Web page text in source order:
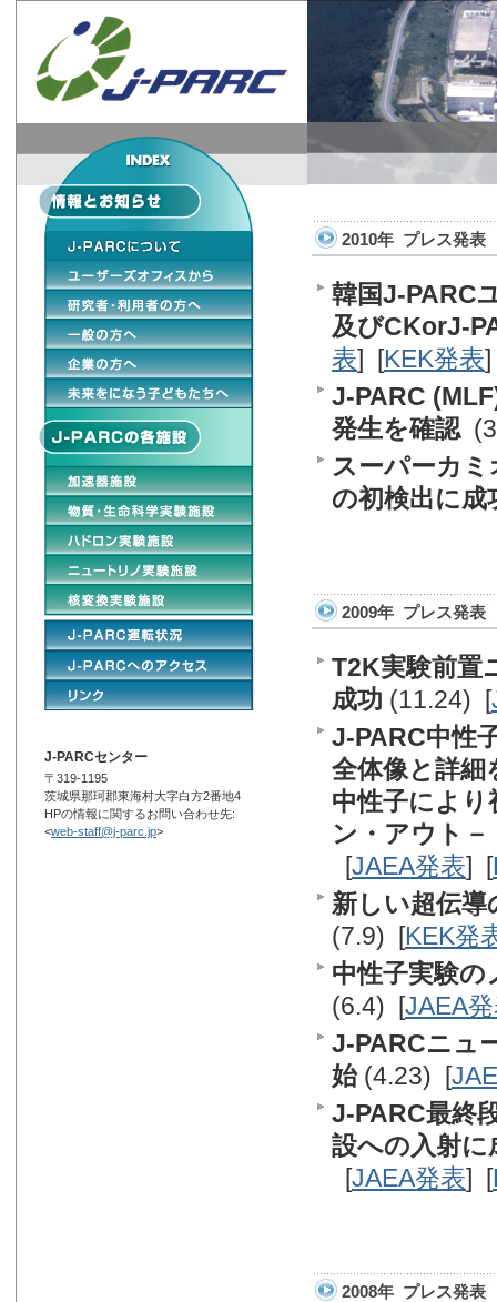
J-PARCセンター
〒319-1195
茨城県那珂郡東海村大字白方2番地4
HPの情報に関するお問い合わせ先:
<web-staff@j-parc.jp>
2010年 プレス発表
韓国J-PARC
及びCKorJ-
表] [KEK発表]
J-PARC
発生を確認
スーパーカ
の初検出に
2009年 プレス発表
T2K実験前置
成功 (11.24) [
J-PARC中性
全体像と詳細
中性子によ
ン・アウト－
[JAEA発表] [
新しい超伝
(7.9) [KEK発
中性子実験の
(6.4) [JAEA
J-PARCニュ
始(4.23) [
J-PARC最終
設への入射に
[JAEA発表] [
2008年 プレス発表